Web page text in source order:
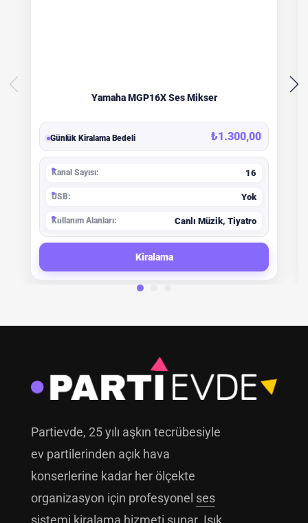
Yamaha MGP16X Ses Mikser
Günlük Kiralama Bedeli ₺1.300,00
Kanal Sayısı: 16
USB: Yok
Kullanım Alanları: Canlı Müzik, Tiyatro
Kiralama
Partievde, 25 yılı aşkın tecrübesiyle
ev partilerinden açık hava
konserlerine kadar her ölçekte
organizasyon için profesyonel ses
sistemi kiralama hizmeti sunar. Işık,